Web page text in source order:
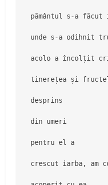
pământul s-a făcut
unde s-a odihnit
acolo a încolțit
tinerețea și
desprins
din umeri
pentru el a
crescut iarba, am